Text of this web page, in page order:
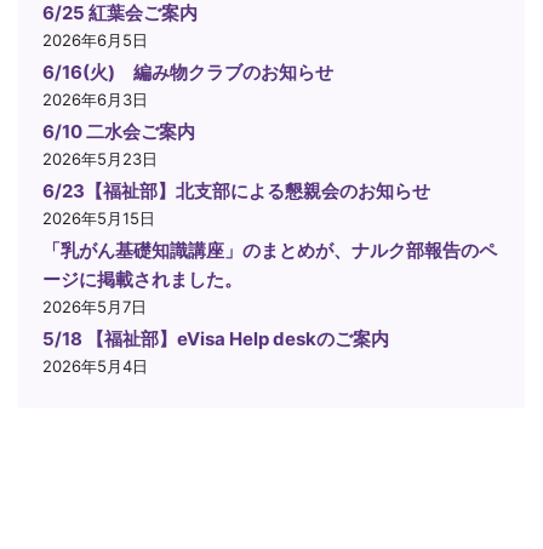
6/25 紅葉会ご案内
2026年6月5日
6/16(火) 編み物クラブのお知らせ
2026年6月3日
6/10 二水会ご案内
2026年5月23日
6/23【福祉部】北支部による懇親会のお知らせ
2026年5月15日
「乳がん基礎知識講座」のまとめが、ナルク部報告のペ
ージに掲載されました。
2026年5月7日
5/18 【福祉部】eVisa Help deskのご案内
2026年5月4日